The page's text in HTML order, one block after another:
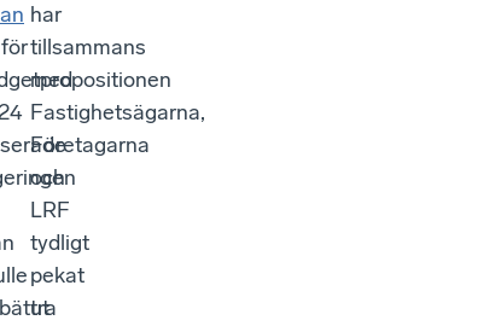
för
har
tillsammans
med
Fastighetsägarna,
Företagarna
och
LRF
tydligt
pekat
ut